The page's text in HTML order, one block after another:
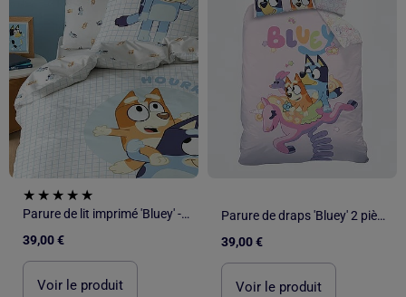
Parure de lit imprimé 'Bluey' - 1 personne
39,00 €
Voir le produit
Parure de draps 'Bluey' 2 pièces - 1 housse de couette 1 personne + 1 taie d'oreiller
39,00 €
Voir le produit